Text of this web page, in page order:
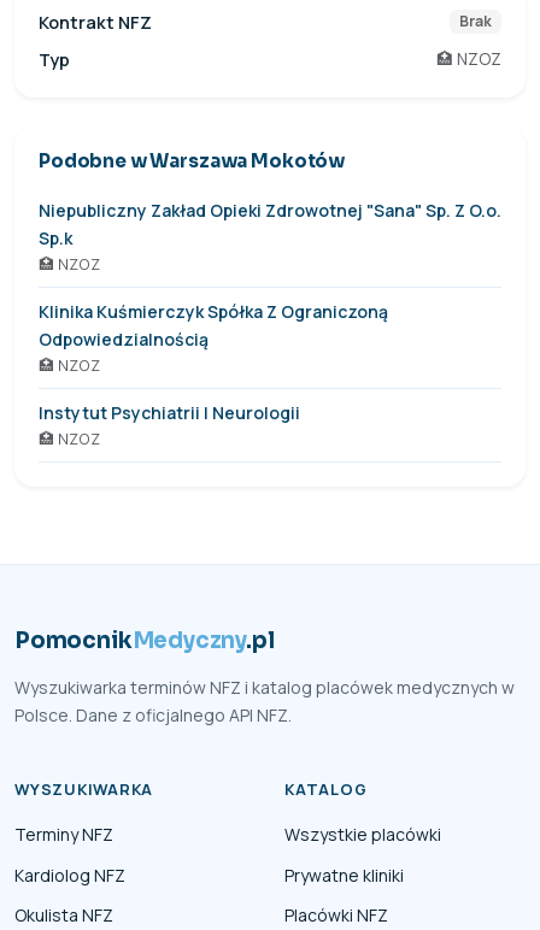
Kontrakt NFZ Brak
Typ 🏥 NZOZ
Podobne w Warszawa Mokotów
Niepubliczny Zakład Opieki Zdrowotnej "Sana" Sp. Z O.o.
Sp.k
🏥 NZOZ
Klinika Kuśmierczyk Spółka Z Ograniczoną
Odpowiedzialnością
🏥 NZOZ
Instytut Psychiatrii I Neurologii
🏥 NZOZ
PomocnikMedyczny.pl
Wyszukiwarka terminów NFZ i katalog placówek medycznych w
Polsce. Dane z oficjalnego API NFZ.
WYSZUKIWARKA
Terminy NFZ
Kardiolog NFZ
Okulista NFZ
KATALOG
Wszystkie placówki
Prywatne kliniki
Placówki NFZ